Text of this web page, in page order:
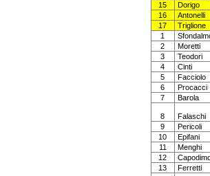
15
Dorigo
16
Antonelli
17
Triglione
1
2
Moretti
3
Teodori
4
Cinti
5
Facciolo
6
Procacci
7
Barola
8 Falaschi
9
Pericoli
10
Epifani
11
Menghi
12
13
Ferretti